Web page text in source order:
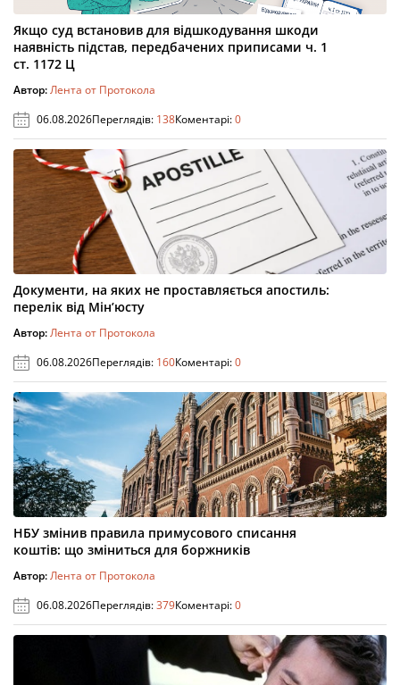
Якщо суд встановив для відшкодування шкоди
наявність підстав, передбачених приписами ч. 1
ст. 1172 Ц
Автор:Лента от Протокола
06.08.2026Переглядів: 138Коментарі:0
Документи, на яких не проставляється апостиль:
перелік від Мін’юсту
Автор:Лента от Протокола
06.08.2026Переглядів: 160Коментарі:0
НБУ змінив правила примусового списання
коштів: що зміниться для боржників
Автор:Лента от Протокола
06.08.2026Переглядів:379Коментарі:0